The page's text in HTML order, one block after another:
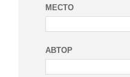
МЕСТО
АВТОР